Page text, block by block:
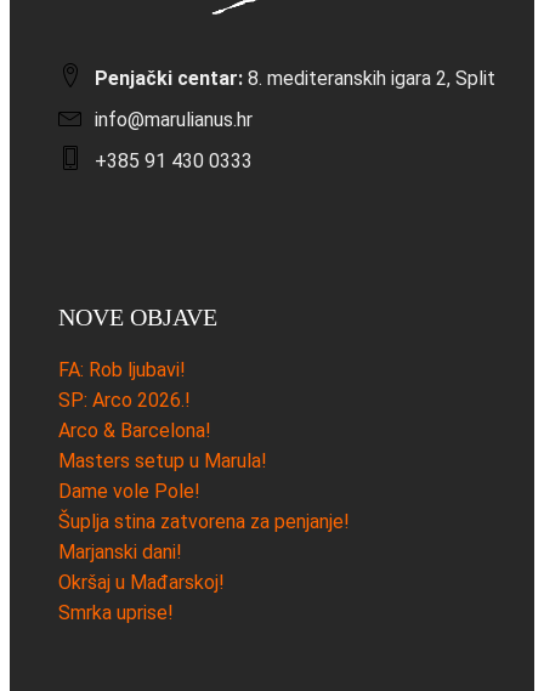
Penjački centar: 8. mediteranskih igara 2, Split
info@marulianus.hr
+385 91 430 0333
NOVE OBJAVE
FA: Rob ljubavi!
SP: Arco 2026.!
Arco & Barcelona!
Masters setup u Marula!
Dame vole Pole!
Šuplja stina zatvorena za penjanje!
Marjanski dani!
Okršaj u Mađarskoj!
Smrka uprise!